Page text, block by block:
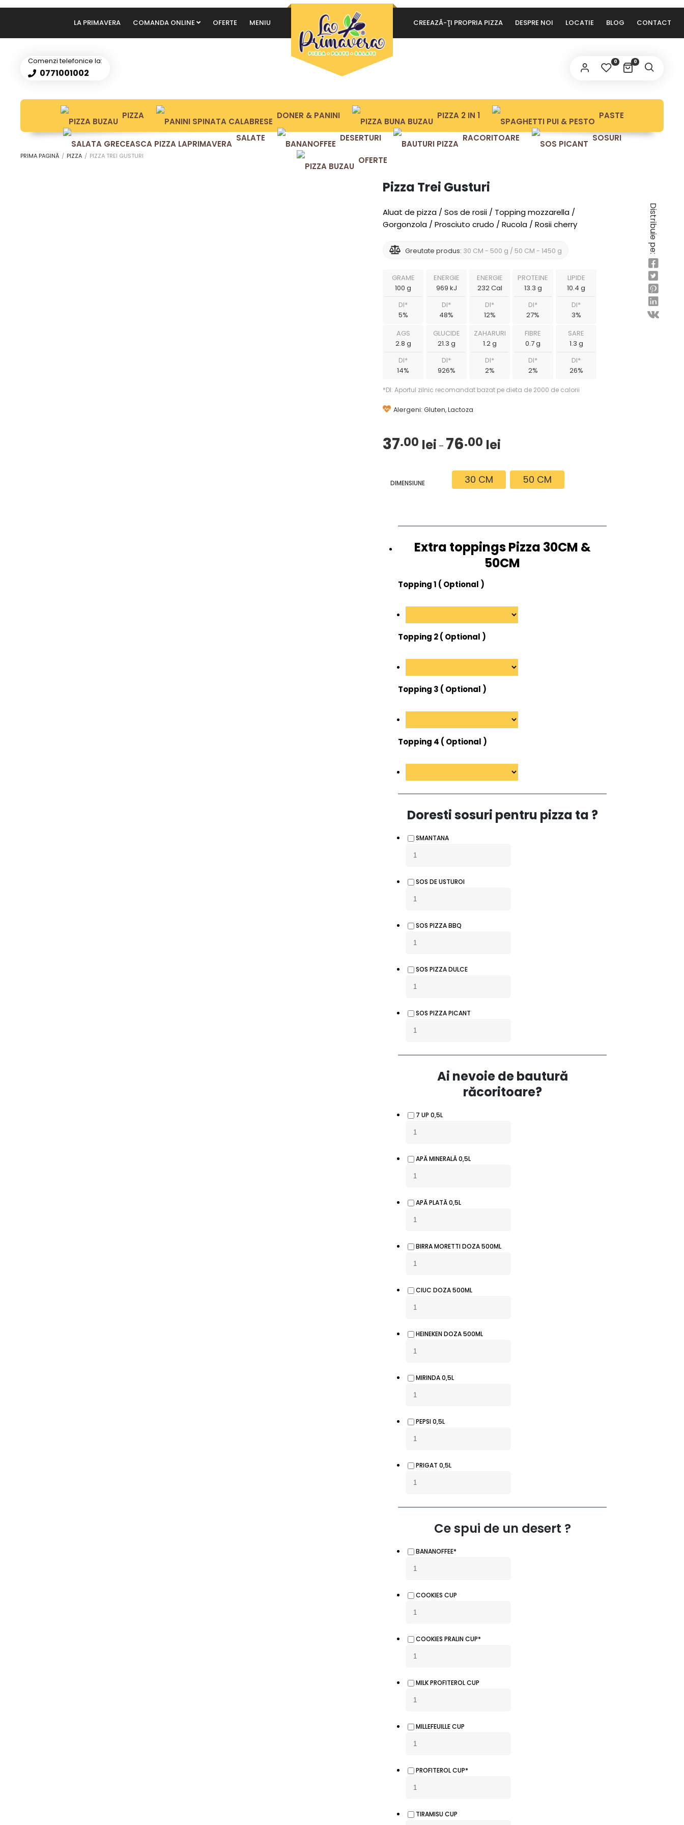
CREEAZĂ-ŢI PROPRIA PIZZA DESPRE NOI LOCATIE BLOG CONTACT
LA PRIMAVERA COMANDA ONLINE OFERTE MENIU
Comenzi telefonice la:
0771001002
0
0
ȚINE-MĂ MINTE
AUTENTIFICARE
experiența pe acest site web, pentru a gestiona accesul la
contul dvs. și pentru alte scopuri descrise în politică de
confidențialitate.
ÎNSCRIE-MĂ LA NEWSLETTER!
PIZZA DONER & PANINI PIZZA 2 IN 1 PASTE
SALATE DESERTURI RACORITOARE SOSURI
OFERTE
PRIMA PAGINĂ / PIZZA / PIZZA TREI GUSTURI
Distribuie pe:
Pizza Trei Gusturi
Aluat de pizza / Sos de rosii / Topping mozzarella /
Gorgonzola / Prosciuto crudo / Rucola / Rosii cherry
Greutate produs: 30 CM - 500 g / 50 CM - 1450 g
GRAME
100 g
DI*
5%
ENERGIE
969 kJ
DI*
48%
ENERGIE
232 Cal
DI*
12%
PROTEINE
13.3 g
DI*
27%
LIPIDE
10.4 g
DI*
3%
AGS
2.8 g
DI*
14%
GLUCIDE
21.3 g
DI*
926%
ZAHARURI
1.2 g
DI*
2%
FIBRE
0.7 g
DI*
2%
SARE
1.3 g
DI*
26%
*DI: Aportul zilnic recomandat bazat pe dieta de 2000 de calorii
Alergeni: Gluten, Lactoza
37.00 lei – 76.00 lei
prețuri:
37.00 lei
76.00 lei
DIMENSIUNE 30 CM 50 CM
Extra toppings Pizza 30CM &
50CM
Topping 1 ( Optional )
Topping 2 ( Optional )
Topping 3 ( Optional )
Topping 4 ( Optional )
Doresti sosuri pentru pizza ta ?
SMANTANA
SOS DE USTUROI
SOS PIZZA BBQ
SOS PIZZA DULCE
SOS PIZZA PICANT
Ai nevoie de bautură
răcoritoare?
7 UP 0,5L
APĂ MINERALĂ 0,5L
APĂ PLATĂ 0,5L
BIRRA MORETTI DOZA 500ML
CIUC DOZA 500ML
HEINEKEN DOZA 500ML
MIRINDA 0,5L
PEPSI 0,5L
PRIGAT 0,5L
Ce spui de un desert ?
BANANOFFEE*
COOKIES CUP
COOKIES PRALIN CUP*
MILK PROFITEROL CUP
MILLEFEUILLE CUP
PROFITEROL CUP*
TIRAMISU CUP